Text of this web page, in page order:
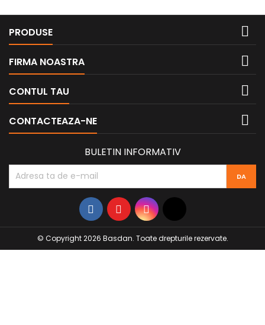
PRODUSE 
FIRMA NOASTRA 
CONTUL TAU 
CONTACTEAZA-NE 
BULETIN INFORMATIV
© Copyright 2026 Basdan. Toate drepturile rezervate.